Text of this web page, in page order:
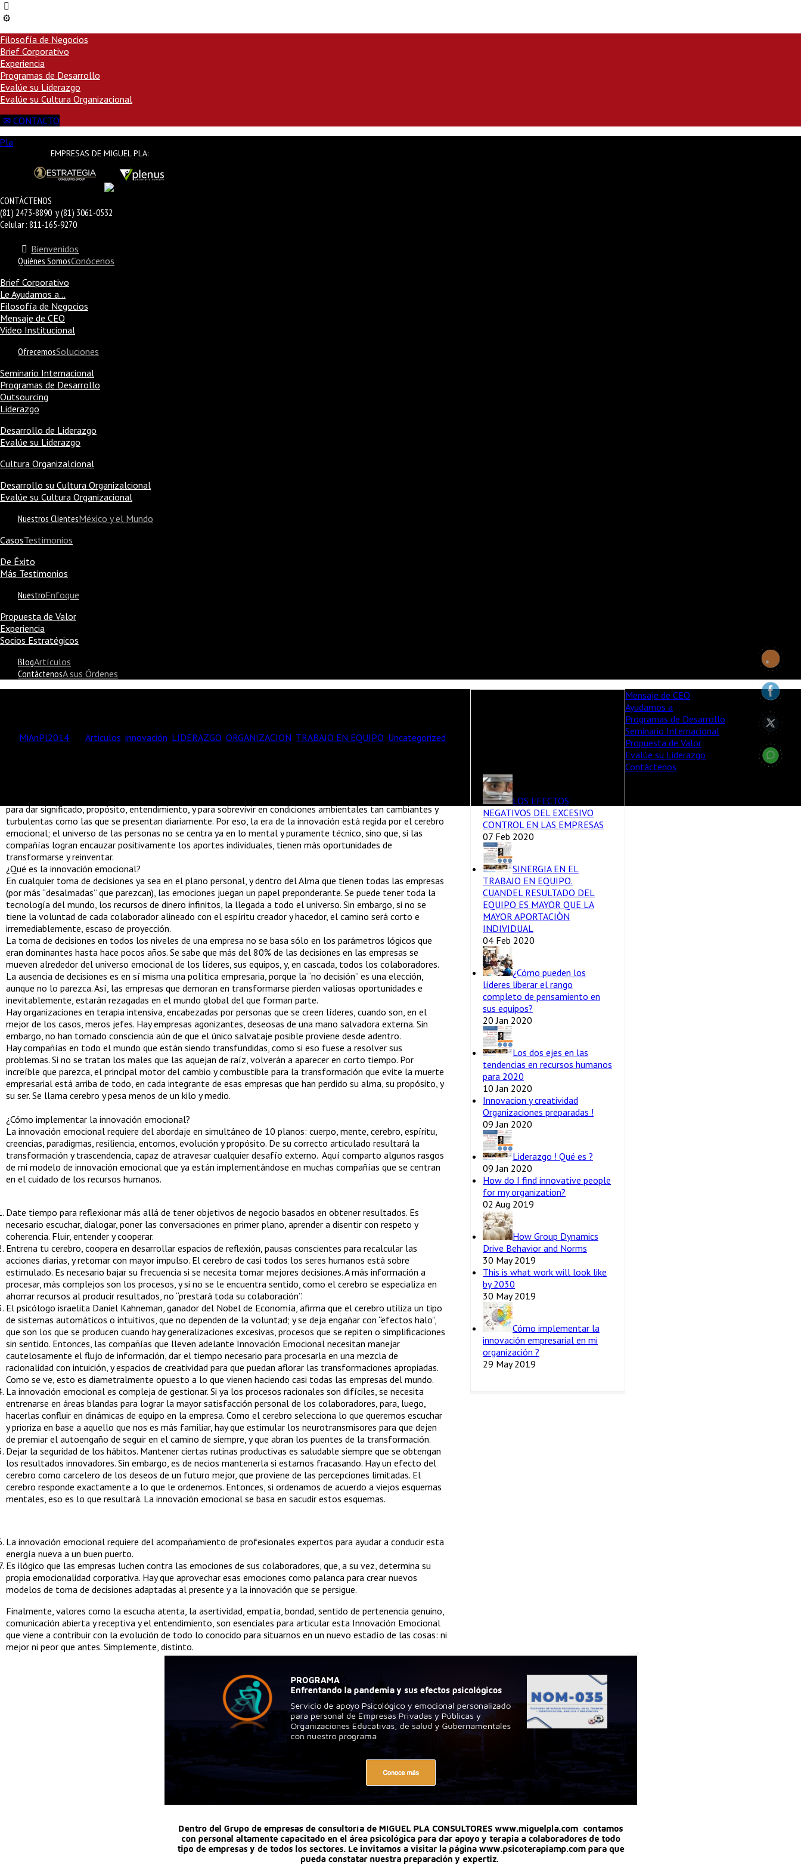
Filosofía de Negocios
Brief Corporativo
Experiencia
Programas de Desarrollo
Evalúe su Liderazgo
Evalúe su Cultura Organizacional
CONTACTO
EMPRESAS DE MIGUEL PLA:
CONTÁCTENOS
(81) 2473-8890 y (81) 3061-0532
Celular : 811-165-9270
Bienvenidos
Quiénes SomosConócenos
Brief Corporativo
Le Ayudamos a…
Filosofía de Negocios
Mensaje de CEO
Video Institucional
OfrecemosSoluciones
Seminario Internacional
Programas de Desarrollo
Outsourcing
Liderazgo
Desarrollo de Liderazgo
Evalúe su Liderazgo
Cultura Organizalcional
Desarrollo su Cultura Organizalcional
Evalúe su Cultura Organizacional
Nuestros ClientesMéxico y el Mundo
CasosTestimonios
De Éxito
Más Testimonios
NuestroEnfoque
Propuesta de Valor
Experiencia
Socios Estratégicos
BlogArtículos
ContáctenosA sus Órdenes
MiAnPl2014 Articulos innovación LIDERAZGO ORGANIZACION TRABAJO EN EQUIPO Uncategorized
para dar significado, propósito, entendimiento, y para sobrevivir en condiciones ambientales tan cambiantes y
turbulentas como las que se presentan diariamente. Por eso, la era de la innovación está regida por el cerebro
emocional; el universo de las personas no se centra ya en lo mental y puramente técnico, sino que, si las
compañías logran encauzar positivamente los aportes individuales, tienen más oportunidades de
transformarse y reinventar.
¿Qué es la innovación emocional?
En cualquier toma de decisiones ya sea en el plano personal, y dentro del Alma que tienen todas las empresas
(por más “desalmadas” que parezcan), las emociones juegan un papel preponderante. Se puede tener toda la
tecnología del mundo, los recursos de dinero infinitos, la llegada a todo el universo. Sin embargo, si no se
tiene la voluntad de cada colaborador alineado con el espíritu creador y hacedor, el camino será corto e
irremediablemente, escaso de proyección.
La toma de decisiones en todos los niveles de una empresa no se basa sólo en los parámetros lógicos que
eran dominantes hasta hace pocos años. Se sabe que más del 80% de las decisiones en las empresas se
mueven alrededor del universo emocional de los líderes, sus equipos, y, en cascada, todos los colaboradores.
La ausencia de decisiones es en sí misma una política empresaria, porque la “no decisión” es una elección,
aunque no lo parezca. Así, las empresas que demoran en transformarse pierden valiosas oportunidades e
inevitablemente, estarán rezagadas en el mundo global del que forman parte.
Hay organizaciones en terapia intensiva, encabezadas por personas que se creen líderes, cuando son, en el
mejor de los casos, meros jefes. Hay empresas agonizantes, deseosas de una mano salvadora externa. Sin
embargo, no han tomado consciencia aún de que el único salvataje posible proviene desde adentro.
Hay compañías en todo el mundo que están siendo transfundidas, como si eso fuese a resolver sus
problemas. Si no se tratan los males que las aquejan de raíz, volverán a aparecer en corto tiempo. Por
increíble que parezca, el principal motor del cambio y combustible para la transformación que evite la muerte
empresarial está arriba de todo, en cada integrante de esas empresas que han perdido su alma, su propósito, y
su ser. Se llama cerebro y pesa menos de un kilo y medio.
¿Cómo implementar la innovación emocional?
La innovación emocional requiere del abordaje en simultáneo de 10 planos: cuerpo, mente, cerebro, espíritu,
creencias, paradigmas, resiliencia, entornos, evolución y propósito. De su correcto articulado resultará la
transformación y trascendencia, capaz de atravesar cualquier desafío externo. Aquí comparto algunos rasgos
de mi modelo de innovación emocional que ya están implementándose en muchas compañías que se centran
en el cuidado de los recursos humanos.
Date tiempo para reflexionar más allá de tener objetivos de negocio basados en obtener resultados. Es
necesario escuchar, dialogar, poner las conversaciones en primer plano, aprender a disentir con respeto y
coherencia. Fluir, entender y cooperar.
Entrena tu cerebro, coopera en desarrollar espacios de reflexión, pausas conscientes para recalcular las
acciones diarias, y retomar con mayor impulso. El cerebro de casi todos los seres humanos está sobre
estimulado. Es necesario bajar su frecuencia si se necesita tomar mejores decisiones. A más información a
procesar, más complejos son los procesos, y si no se le encuentra sentido, como el cerebro se especializa en
ahorrar recursos al producir resultados, no “prestará toda su colaboración”.
El psicólogo israelita Daniel Kahneman, ganador del Nobel de Economía, afirma que el cerebro utiliza un tipo
de sistemas automáticos o intuitivos, que no dependen de la voluntad; y se deja engañar con “efectos halo”,
que son los que se producen cuando hay generalizaciones excesivas, procesos que se repiten o simplificaciones
sin sentido. Entonces, las compañías que lleven adelante Innovación Emocional necesitan manejar
cautelosamente el flujo de información, dar el tiempo necesario para procesarla en una mezcla de
racionalidad con intuición, y espacios de creatividad para que puedan aflorar las transformaciones apropiadas.
Como se ve, esto es diametralmente opuesto a lo que vienen haciendo casi todas las empresas del mundo.
La innovación emocional es compleja de gestionar. Si ya los procesos racionales son difíciles, se necesita
entrenarse en áreas blandas para lograr la mayor satisfacción personal de los colaboradores, para, luego,
hacerlas confluir en dinámicas de equipo en la empresa. Como el cerebro selecciona lo que queremos escuchar
y prioriza en base a aquello que nos es más familiar, hay que estimular los neurotransmisores para que dejen
de premiar el autoengaño de seguir en el camino de siempre, y que abran los puentes de la transformación.
Dejar la seguridad de los hábitos. Mantener ciertas rutinas productivas es saludable siempre que se obtengan
los resultados innovadores. Sin embargo, es de necios mantenerla si estamos fracasando. Hay un efecto del
cerebro como carcelero de los deseos de un futuro mejor, que proviene de las percepciones limitadas. El
cerebro responde exactamente a lo que le ordenemos. Entonces, si ordenamos de acuerdo a viejos esquemas
mentales, eso es lo que resultará. La innovación emocional se basa en sacudir estos esquemas.
La innovación emocional requiere del acompañamiento de profesionales expertos para ayudar a conducir esta
energía nueva a un buen puerto.
Es ilógico que las empresas luchen contra las emociones de sus colaboradores, que, a su vez, determina su
propia emocionalidad corporativa. Hay que aprovechar esas emociones como palanca para crear nuevos
modelos de toma de decisiones adaptadas al presente y a la innovación que se persigue.
Finalmente, valores como la escucha atenta, la asertividad, empatía, bondad, sentido de pertenencia genuino,
comunicación abierta y receptiva y el entendimiento, son esenciales para articular esta Innovación Emocional
que viene a contribuir con la evolución de todo lo conocido para situarnos en un nuevo estadío de las cosas: ni
mejor ni peor que antes. Simplemente, distinto.
LOS EFECTOS
NEGATIVOS DEL EXCESIVO
CONTROL EN LAS EMPRESAS
07 Feb 2020
SINERGIA EN EL
TRABAJO EN EQUIPO.
CUANDEL RESULTADO DEL
EQUIPO ES MAYOR QUE LA
MAYOR APORTACIÒN
INDIVIDUAL
04 Feb 2020
¿Cómo pueden los
líderes liberar el rango
completo de pensamiento en
sus equipos?
20 Jan 2020
Los dos ejes en las
tendencias en recursos humanos
para 2020
10 Jan 2020
Innovacion y creatividad
Organizaciones preparadas !
09 Jan 2020
Liderazgo ! Qué es ?
09 Jan 2020
How do I find innovative people
for my organization?
02 Aug 2019
How Group Dynamics
Drive Behavior and Norms
30 May 2019
This is what work will look like
by 2030
30 May 2019
Cómo implementar la
innovación empresarial en mi
organización ?
29 May 2019
Mensaje de CEO
Ayudamos a
Programas de Desarrollo
Seminario Internacional
Propuesta de Valor
Evalúe su Liderazgo
Contáctenos